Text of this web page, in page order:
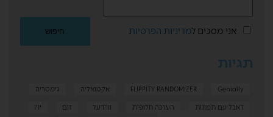
אני מסכים למדיניות הפרטיות
תגיות
FLIPPITY RANDOMIZER Genially אקטואליה
גימטריה
דאבל עם תמונות
הערכה חלופית וורדעל זום יויו